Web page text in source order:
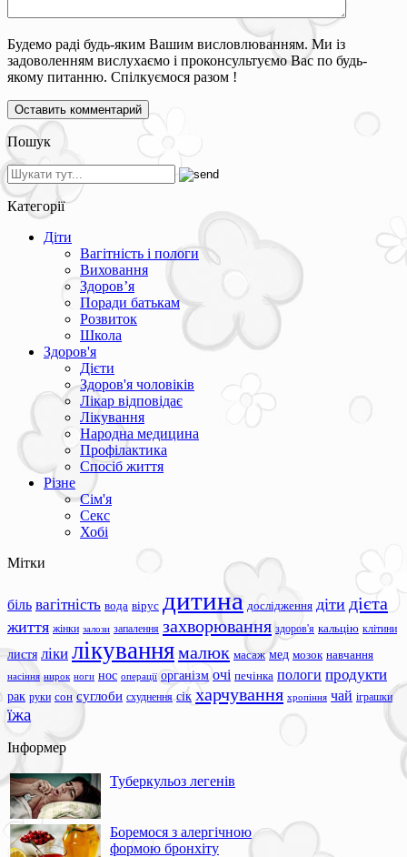
Будемо раді будь-яким Вашим висловлюванням. Ми із
задоволенням вислухаємо і проконсультуємо Вас по будь-
якому питанню. Спілкуємося разом !
Пошук
Категорії
Діти
Вагітність і пологи
Виховання
Здоров’я
Поради батькам
Розвиток
Школа
Здоров'я
Дієти
Здоров'я чоловіків
Лікар відповідає
Лікування
Народна медицина
Профілактика
Спосіб життя
Різне
Сім'я
Секс
Хобі
Мітки
біль вагітність вода вірус дитина дослідження діти дієта
життя жінки залози запалення захворювання здоров'я кальцію клітини
листя ліки лікуваннямалюк масаж мед мозок навчання
насіння нирок ноги нос операції організм очі печінка пологи продукти
рак руки сон суглоби схуднення сік харчування хропіння чай іграшки
їжа
Інформер
Туберкульоз легенів
Боремося з алергічною
формою бронхіту